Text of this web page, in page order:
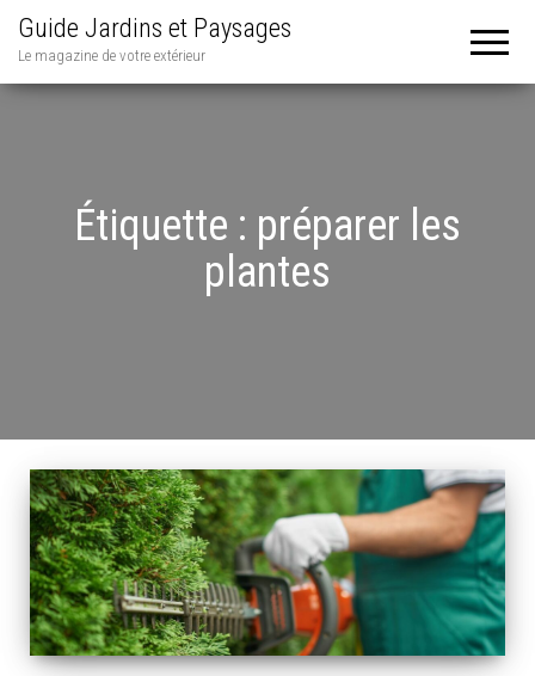
Guide Jardins et Paysages
Le magazine de votre extérieur
Étiquette : préparer les
plantes